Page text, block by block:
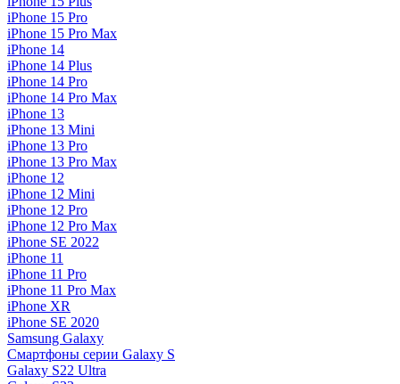
iPhone 15 Pro
iPhone 15 Pro Max
iPhone 14
iPhone 14 Plus
iPhone 14 Pro
iPhone 14 Pro Max
iPhone 13
iPhone 13 Mini
iPhone 13 Pro
iPhone 13 Pro Max
iPhone 12
iPhone 12 Mini
iPhone 12 Pro
iPhone 12 Pro Max
iPhone SE 2022
iPhone 11
iPhone 11 Pro
iPhone 11 Pro Max
iPhone XR
iPhone SE 2020
Samsung Galaxy
Смартфоны серии Galaxy S
Galaxy S22 Ultra